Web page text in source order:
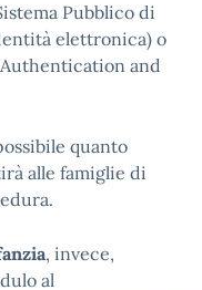
Pubblico di
elettronica) o
and
quanto
alle famiglie di
, invece,
al